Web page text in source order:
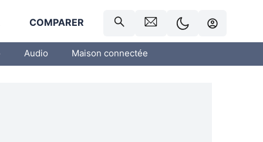
COMPARER
Audio Maison connectée